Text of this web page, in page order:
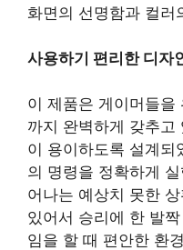
화면의 선명함과 컬러
사용하기 편리한 디자
이 제품은 게이머들을
까지 완벽하게 갖추고
이 용이하도록 설계되
의 명령을 정확하게
어나는 예상치 못한
있어서 승리에 한 발
임을 할 때 편안한 환